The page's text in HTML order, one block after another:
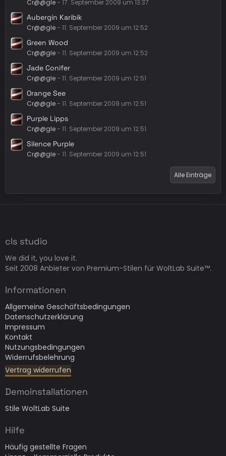
Cr@@gle- 17. September 2009 um 13:37
Aubergin Karibik
Cr@@gle- 11. September 2009 um 12:52
Green Wood
Cr@@gle- 11. September 2009 um 12:52
Jade Conifer
Cr@@gle- 11. September 2009 um 12:51
Orange See
Cr@@gle- 11. September 2009 um 12:51
Purple Lipps
Cr@@gle- 11. September 2009 um 12:51
Silence Purple
Cr@@gle- 11. September 2009 um 12:51
Alle Einträge
cls studio
We did it, you love it.
Seit 2008 Anbieter von Premium-Stilen für WoltLab Suite™.
Informationen
Allgemeine Geschäftsbedingungen
Datenschutzerklärung
Impressum
Kontakt
Nutzungsbedingungen
Widerrufsbelehrung
Vertrag widerrufen
Demoinstallationen
Stile WoltLab Suite
Hilfe
Häufig gestellte Fragen